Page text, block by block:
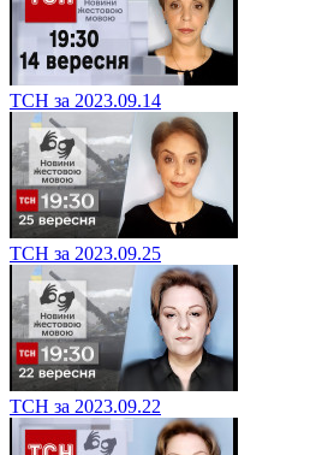
ТСН за 2023.09.14
ТСН за 2023.09.25
ТСН за 2023.09.22